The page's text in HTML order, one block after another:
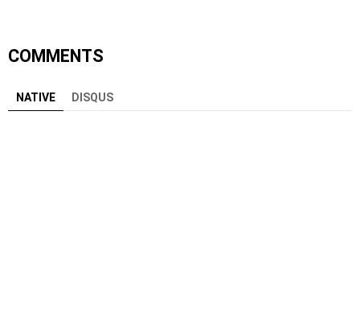
COMMENTS
NATIVE DISQUS